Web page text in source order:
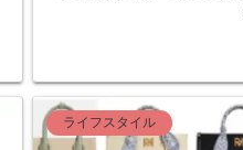
ライフスタイル